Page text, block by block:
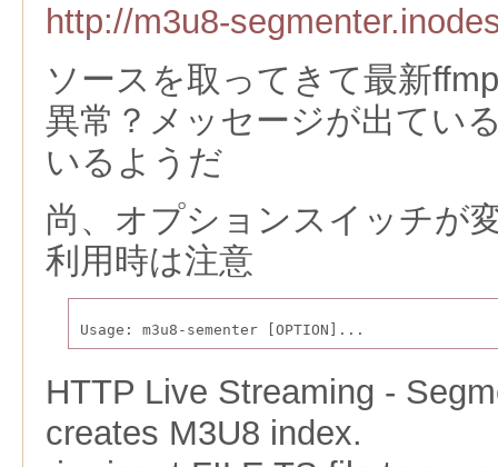
http://m3u8-
ソースを取ってきて最新
異常？メッセージが出てい
いるようだ
尚、オプションスイッチが
利用時は注意
Usage: m3u8-sementer [OPTION]...
HTTP Live Streaming -
creates M3U8 index.